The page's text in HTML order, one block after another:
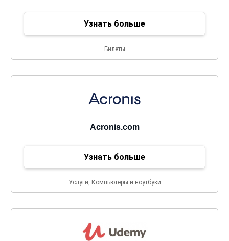
Узнать больше
Билеты
Acronis.com
Узнать больше
Услуги, Компьютеры и ноутбуки